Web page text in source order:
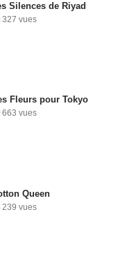
Silences de Riyad
327 vues
Fleurs pour Tokyo
663 vues
Queen
239 vues